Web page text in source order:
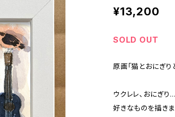
¥13,200
SOLD OUT
原画「猫とおにぎり
ウクレレ、おにぎり...
好きなものを描きま